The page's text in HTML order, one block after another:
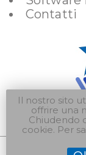
Il nostro sito
offrire una
Chiudendo
cookie. Per
Contatti
Progetto e